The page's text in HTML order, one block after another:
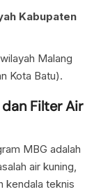
Kabupaten
Malang
Kota Batu).
Filter Air
MBG adalah
air kuning,
kendala teknis